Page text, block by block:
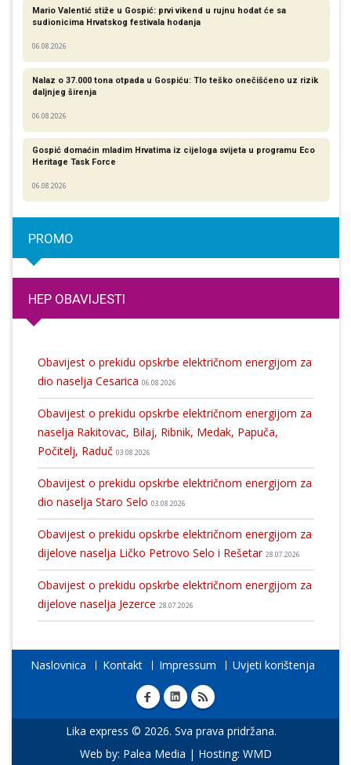
Mario Valentić stiže u Gospić: prvi vikend u rujnu hodat će sa
sudionicima Hrvatskog festivala hodanja
06.08.2026
Nalaz o 37.000 tona otpada u Gospiću: Tlo teško onečišćeno uz rizik
daljnjeg širenja
06.08.2026
Gospić domaćin mladim Hrvatima iz cijeloga svijeta u programu Eco
Heritage Task Force
06.08.2026
PROMO
HEP OBAVIJESTI
Obavijest o prekidu opskrbe električnom energijom za
dio naselja Cesarica 06.08.2026
Obavijest o prekidu opskrbe električnom energijom za
naselja Rakitovac, Bilaj, Ribnik, Medak, Papuča,
Počitelj, Raduč 03.08.2026
Obavijest o prekidu opskrbe električnom energijom za
dio naselja Staro Selo 03.08.2026
Obavijest o prekidu opskrbe električnom energijom za
dijelove naselja Ličko Petrovo Selo i Rešetar 28.07.2026
Obavijest o prekidu opskrbe električnom energijom za
dijelove naselja Jezerce 28.07.2026
Naslovnica Kontakt Impressum Uvjeti korištenja
Lika express © 2026. Sva prava pridržana.
Web by: Palea Media | Hosting: WMD